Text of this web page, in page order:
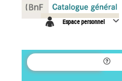
Espace personnel
Panneau de gestion des cookies